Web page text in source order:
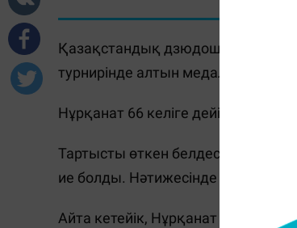
Қазақстандық дзюдошы Нұрқанат
турнирінде алтын медаль жеңіп
Нұрқанат 66 келіге дейінгі
Тартысты өткен белдесуде
ие болды. Нәтижесінде алтыннан
Айта кетейік, Нұрқанат